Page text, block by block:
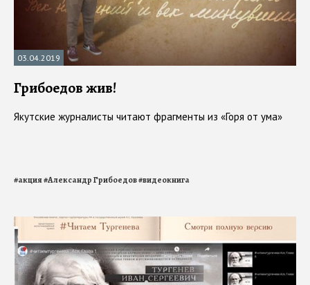
03.04.2019
Грибоедов жив!
Якутские журналисты читают фрагменты из «Горя от ума»
#акция#Александр Грибоедов#видеокнига